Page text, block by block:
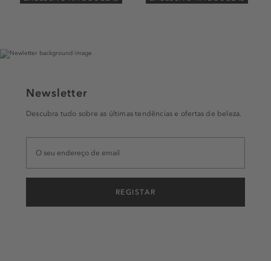
Newsletter
Descubra tudo sobre as últimas tendências e ofertas de beleza.
REGISTAR